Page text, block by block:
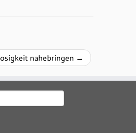
nahebringen →